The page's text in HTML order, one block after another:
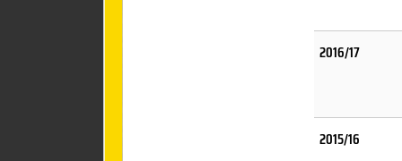
2016/17
2015/16